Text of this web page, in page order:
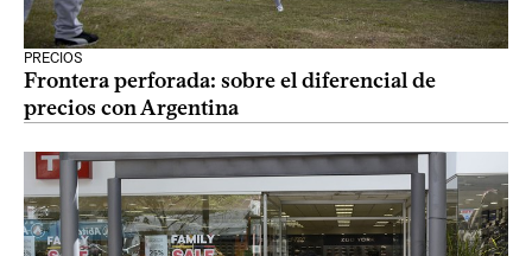
PRECIOS
Frontera perforada: sobre el diferencial de
precios con Argentina